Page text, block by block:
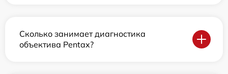
Сколько занимает диагностика
объектива Pentax?